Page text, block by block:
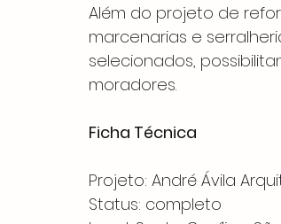
Além do projeto de
marcenarias e
selecionados,
moradores.
Ficha Técnica
Projeto: André Ávila
Status: completo